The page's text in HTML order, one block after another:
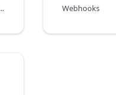
Laravel, acesse o template Blade que irá exibir a cobrança. Webhooks